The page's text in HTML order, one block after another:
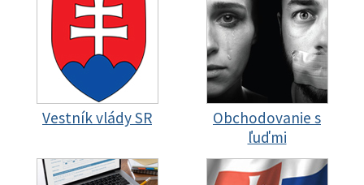
Vestník vlády SR
Obchodovanie s
ľuďmi